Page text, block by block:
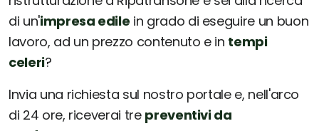
di un'impresa edile in grado di eseguire un buon
lavoro, ad un prezzo contenuto e in tempi
celeri?
Invia una richiesta sul nostro portale e, nell'arco
di 24 ore, riceverai tre preventivi da